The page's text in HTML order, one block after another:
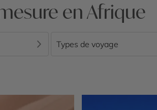
en Afrique
Types de voyage